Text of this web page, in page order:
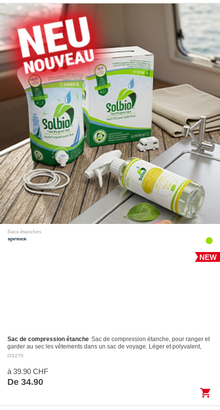
Sacs étanches
NEW
Sac de compression étanche Sac de compression étanche, pour ranger et
garder au sec les vêtements dans un sac de voyage. Léger et polyvalent,
avec fermeture Roll-Top et…
OS270
à 39.90 CHF
De 34.90
shopping_cart